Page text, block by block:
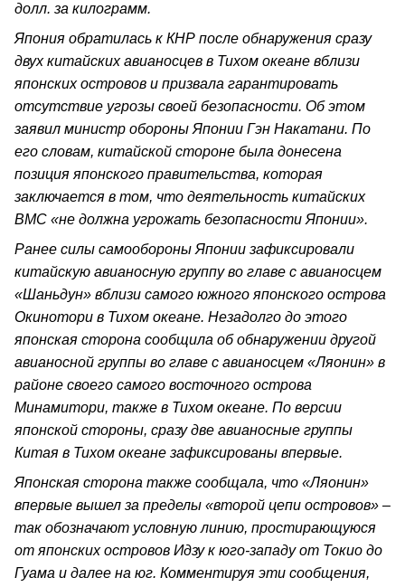
долл. за килограмм.
Япония обратилась к КНР после обнаружения сразу
двух китайских авианосцев в Тихом океане вблизи
японских островов и призвала гарантировать
отсутствие угрозы своей безопасности. Об этом
заявил министр обороны Японии Гэн Накатани. По
его словам, китайской стороне была донесена
позиция японского правительства, которая
заключается в том, что деятельность китайских
ВМС «не должна угрожать безопасности Японии».
Ранее силы самообороны Японии зафиксировали
китайскую авианосную группу во главе с авианосцем
«Шаньдун» вблизи самого южного японского острова
Окинотори в Тихом океане. Незадолго до этого
японская сторона сообщила об обнаружении другой
авианосной группы во главе с авианосцем «Ляонин» в
районе своего самого восточного острова
Минамитори, также в Тихом океане. По версии
японской стороны, сразу две авианосные группы
Китая в Тихом океане зафиксированы впервые.
Японская сторона также сообщала, что «Ляонин»
впервые вышел за пределы «второй цепи островов» –
так обозначают условную линию, простирающуюся
от японских островов Идзу к юго-западу от Токио до
Гуама и далее на юг. Комментируя эти сообщения,